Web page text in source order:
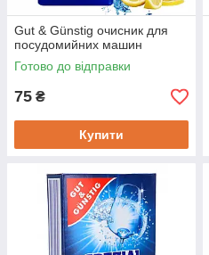
Gut & Günstig очисник для
посудомийних машин
Готово до відправки
75 ₴
Купити